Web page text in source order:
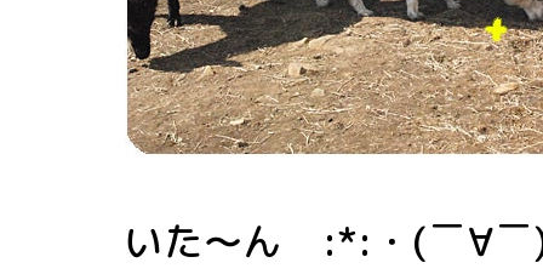
いた～ん :*:・(￣∀